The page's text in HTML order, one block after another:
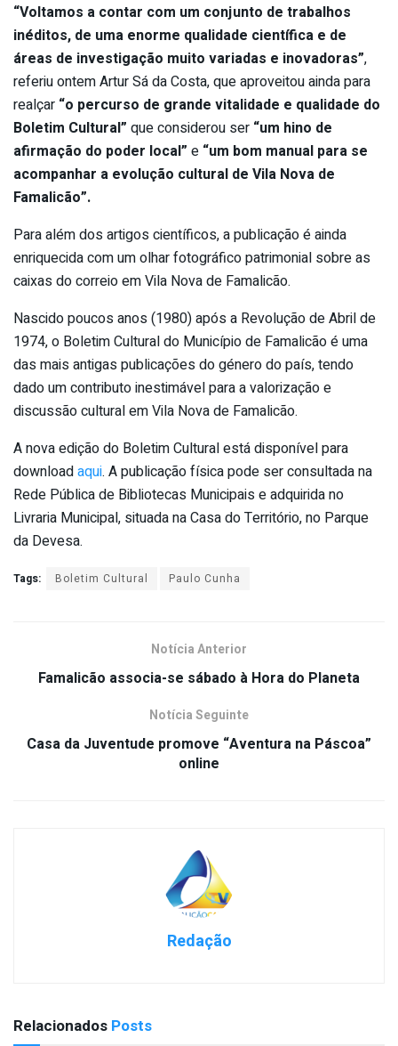
“Voltamos a contar com um conjunto de trabalhos
inéditos, de uma enorme qualidade científica e de
áreas de investigação muito variadas e inovadoras”,
referiu ontem Artur Sá da Costa, que aproveitou ainda para
realçar “o percurso de grande vitalidade e qualidade do
Boletim Cultural” que considerou ser “um hino de
afirmação do poder local” e “um bom manual para se
acompanhar a evolução cultural de Vila Nova de
Famalicão”.
Para além dos artigos científicos, a publicação é ainda
enriquecida com um olhar fotográfico patrimonial sobre as
caixas do correio em Vila Nova de Famalicão.
Nascido poucos anos (1980) após a Revolução de Abril de
1974, o Boletim Cultural do Município de Famalicão é uma
das mais antigas publicações do género do país, tendo
dado um contributo inestimável para a valorização e
discussão cultural em Vila Nova de Famalicão.
A nova edição do Boletim Cultural está disponível para
downloadaqui. A publicação física pode ser consultada na
Rede Pública de Bibliotecas Municipais e adquirida no
Livraria Municipal, situada na Casa do Território, no Parque
da Devesa.
Tags: Boletim Cultural Paulo Cunha
Notícia Anterior
Famalicão associa-se sábado à Hora do Planeta
Notícia Seguinte
Casa da Juventude promove “Aventura na Páscoa”
online
Redação
Relacionados Posts